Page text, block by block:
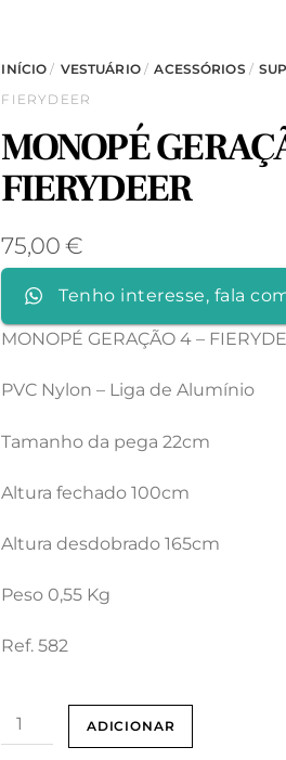
INÍCIO/ VESTUÁRIO/ACESSÓRIOS/
FIERYDEER
MONOPÉ
FIERYDEER
75,00 €
Tenho interesse, fala
MONOPÉ GERAÇÃO 4 –
PVC Nylon – Liga de Alumínio
Tamanho da pega 22cm
Altura fechado 100cm
Altura desdobrado 165cm
Peso 0,55 Kg
Ref. 582
Quantidade
de
ADICIONAR